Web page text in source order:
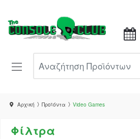
Αρχική Προϊόντα Video Games
Φίλτρα